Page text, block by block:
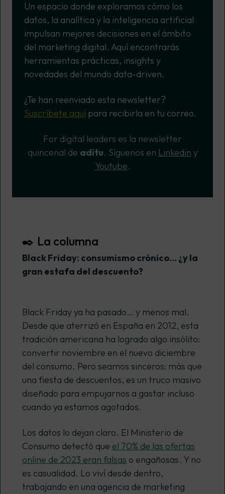
Un espacio donde exploramos cómo los
datos, la analítica y la inteligencia artificial
impulsan mejores decisiones en el ámbito
del marketing digital. Aquí encontrarás
herramientas prácticas, insights y
novedades del mundo data-driven.
¿Te han reenviado esta newsletter?
Suscríbete aquí para recibirla en tu correo.
For digital leaders es la newsletter
quincenal de aditu. Síguenos en Linkedin y
Youtube.
✒️ La columna
Black Friday: consumismo crónico… ¿y la
gran estafa del descuento?
Black Friday ya ha pasado… y menos mal.
Desde que aterrizó en España en 2012, esta
tradición americana ha logrado algo insólito:
convertir noviembre en el nuevo diciembre
del consumo. Pero seamos sinceros: más que
una fiesta de descuentos, es un truco masivo
diseñado para empujarnos a gastar incluso
cuando ya estamos agotados.
Los datos lo dejan claro. El Ministerio de
Consumo detectó que el 70% de las ofertas
online de 2023 eran falsas o engañosas. Y no
es casualidad. Lo viví desde dentro,
trabajando en una agencia de marketing